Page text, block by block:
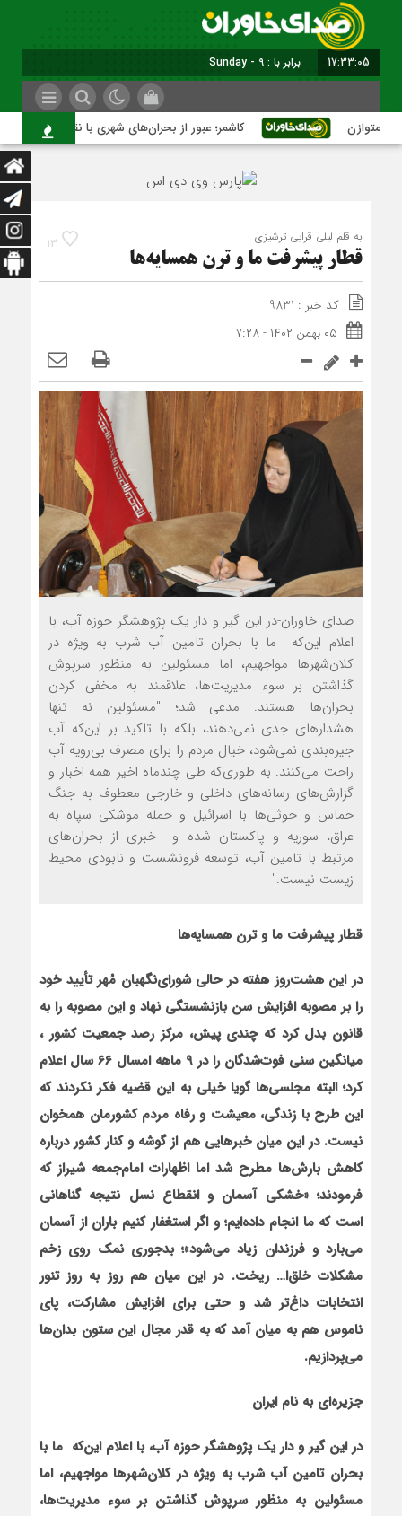
17:33:06 برابر با : Sunday - 9 August - 2026
کاشمر؛ عبور از بحران‌های شهری با نقشه راه عملیاتی
13 به قلم لیلی قرایی ترشیزی
قطار پیشرفت ما و ترن همسایه‌ها
کد خبر : 9831
۰۵ بهمن ۱۴۰۲ - ۷:۲۸
صدای خاوران-در این گیر و دار یک پژوهشگر حوزه آب، با
اعلام این‌که ما با بحران تامین آب شرب به ویژه در
کلان‌شهرها مواجهیم، اما مسئولین به منظور سرپوش
گذاشتن بر سوء مدیریت‌ها، علاقمند به مخفی کردن
بحران‌ها هستند. مدعی شد؛ "مسئولین نه تنها
هشدار‌های جدی نمی‌دهند، بلکه با تاکید بر این‌که آب
جیره‌بندی نمی‌شود، خیال مردم را برای مصرف بی‌رویه آب
راحت می‌کنند. به طوری‌که طی چندماه اخیر همه اخبار و
گزارش‌های رسانه‌های داخلی و خارجی معطوف به جنگ
حماس و حوثی‌ها با اسرائیل و حمله موشکی سپاه به
عراق، سوریه و پاکستان شده و خبری از بحران‌های
مرتبط با تامین آب، توسعه فرونشست و نابودی محیط
زیست نیست."
قطار پیشرفت ما و ترن همسایه‌ها
در این هشت‌روز هفته در حالی شورای‌نگهبان مُهر تأیید خود
را بر مصوبه افزایش سن بازنشستگی نهاد و این مصوبه را به
قانون بدل کرد که چندی پیش، مرکز رصد جمعیت کشور ،
میانگین سنی فوت‌شدگان را در ۹ ماهه امسال ۶۶ سال اعلام
کرد؛ البته مجلسی‌ها گویا خیلی به این قضیه فکر نکردند که
این طرح با زندگی، معیشت و رفاه مردم کشورمان همخوان
نیست. در این میان خبرهایی هم از گوشه و کنار کشور درباره
کاهش بارش‌ها مطرح شد اما اظهارات امام‌جمعه شیراز که
فرمودند؛ «خشکی آسمان و انقطاع نسل نتیجه گناهانی
است که ما انجام داده‌ایم؛ و اگر استغفار کنیم باران از آسمان
می‌بارد و فرزندان زیاد می‌شود»؛ بدجوری نمک روی زخم
مشکلات خلق‌ا… ریخت. در این میان هم روز به روز تنور
انتخابات داغ‌تر شد و حتی برای افزایش مشارکت، پای
ناموس هم به میان آمد که به قدر مجال این ستون بدان‌ها
می‌پردازیم.
جزیره‌ای به نام ایران
در این گیر و دار یک پژوهشگر حوزه آب، با اعلام این‌که ما با
بحران تامین آب شرب به ویژه در کلان‌شهرها مواجهیم، اما
مسئولین به منظور سرپوش گذاشتن بر سوء مدیریت‌ها،